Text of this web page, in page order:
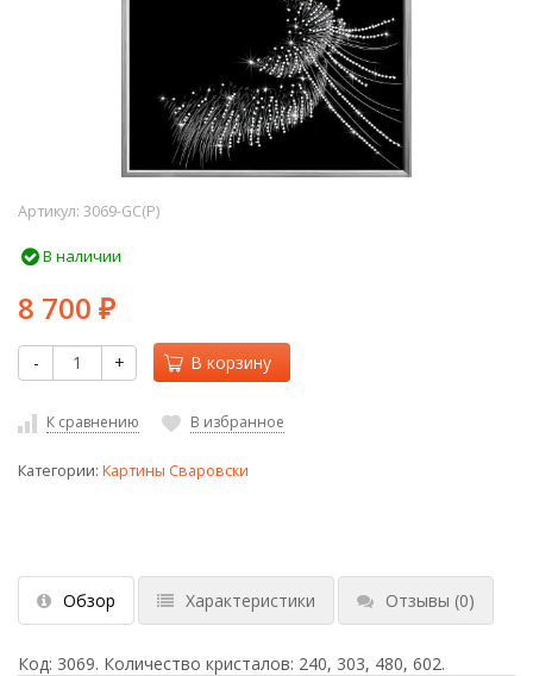
Артикул: 3069-GC(P)
В наличии
8 700 ₽
- + В корзину
К сравнению В избранное
Категории: Картины Сваровски
Обзор Характеристики Отзывы (0)
Код: 3069. Количество кристалов: 240, 303, 480, 602.